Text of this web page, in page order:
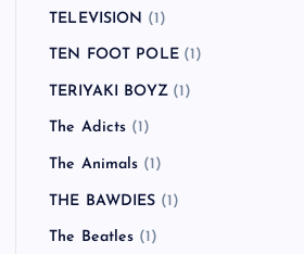
TELEVISION (1)
TEN FOOT POLE(1)
TERIYAKI BOYZ(1)
The Adicts (1)
The Animals (1)
THE BAWDIES (1)
The Beatles (1)